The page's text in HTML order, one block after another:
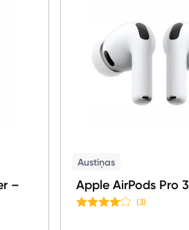
–
Austiņas
Apple AirPods Pro 3
(3)